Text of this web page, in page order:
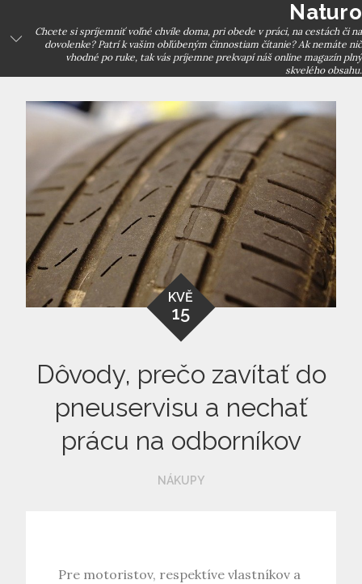
content
Naturo
Chcete si spríjemniť voľné chvíle doma, pri obede v práci, na cestách či na
dovolenke? Patrí k vašim obľúbeným činnostiam čítanie? Ak nemáte nič
vhodné po ruke, tak vás príjemne prekvapí náš online magazín plný
skvelého obsahu.
KVĚ
15
Dôvody, prečo zavítať do
pneuservisu a nechať
prácu na odborníkov
NÁKUPY
Pre motoristov, respektíve vlastníkov a